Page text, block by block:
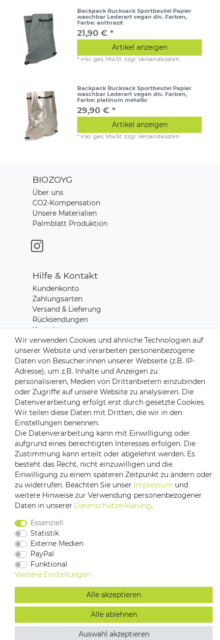
Backpack Rucksack Sportbeutel Papier
waschbar Lederart vegan div. Farben,
Farbe: anthrazit
21,90 € *
Artikel anzeigen
* inkl. ges. MwSt. zzgl.Versandkosten
Backpack Rucksack Sportbeutel Papier
waschbar Lederart vegan div. Farben,
Farbe: platinum metallic
29,90 € *
Artikel anzeigen
* inkl. ges. MwSt. zzgl.Versandkosten
BIOZOYG
Über uns
CO2-Kompensation
Unsere Materialien
Palmblatt Produktion
Hilfe & Kontakt
Kundenkonto
Zahlungsarten
Versand & Lieferung
Rücksendungen
Kontakt zu uns
Zahlungsanbieter
Versandpartner
Impressum Daten­schutz­erklärung
AGB
Vertrag widerrufen
Wir verwenden Cookies und ähnliche Technologien auf
unserer Website und verarbeiten personenbezogene
Daten von Besucher:innen unserer Webseite (z.B. IP-
Adresse), um z.B. Inhalte und Anzeigen zu
personalisieren, Medien von Drittanbietern einzubinden
oder Zugriffe auf unsere Website zu analysieren. Die
Datenverarbeitung erfolgt erst durch gesetzte Cookies.
Wir teilen diese Daten mit Dritten, die wir in den
Einstellungen benennen.
Die Datenverarbeitung kann mit Einwilligung oder
aufgrund eines berechtigten Interesses erfolgen. Die
Zustimmung kann erteilt oder abgelehnt werden. Es
besteht das Recht, nicht einzuwilligen und die
Einwilligung zu einem späteren Zeitpunkt zu ändern oder
zu widerrufen. Beachten Sie unser Impressum und
weitere Hinweise zur Verwendung personenbezogener
Daten in unserer Daten­schutz­erklärung.
Essenziell
Statistik
Externe Medien
PayPal
Funktional
Weitere Einstellungen
Alle akzeptieren
Alle ablehnen
Auswahl akzeptieren